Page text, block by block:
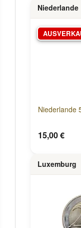
Niederlande
Niederlande
15,00 €
Luxemburg